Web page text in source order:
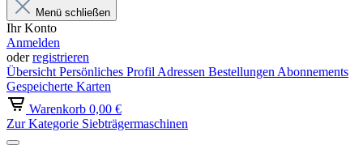
Menü schließen
Ihr Konto
Anmelden
oderregistrieren
Übersicht Persönliches Profil Adressen Bestellungen Abonnements
Gespeicherte Karten
Warenkorb 0,00 €
Zur Kategorie Siebträgermaschinen